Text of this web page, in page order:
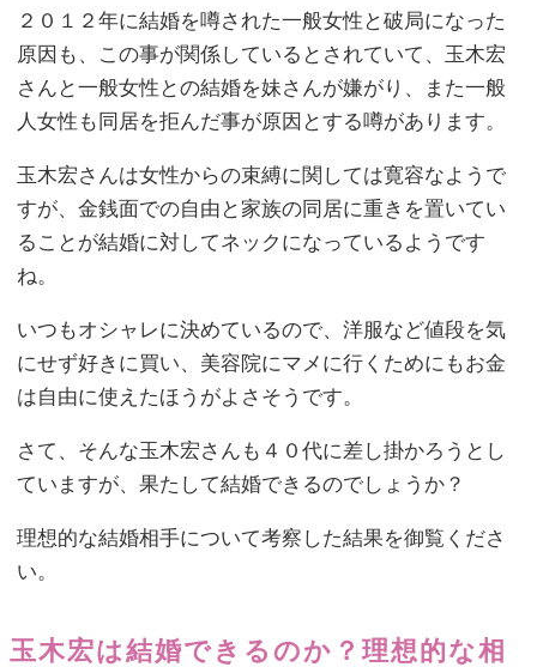
２０１２年に結婚を噂された一般女性と破局になった
原因も、この事が関係しているとされていて、玉木宏
さんと一般女性との結婚を妹さんが嫌がり、また一般
人女性も同居を拒んだ事が原因とする噂があります。
玉木宏さんは女性からの束縛に関しては寛容なようで
すが、金銭面での自由と家族の同居に重きを置いてい
ることが結婚に対してネックになっているようです
ね。
いつもオシャレに決めているので、洋服など値段を気
にせず好きに買い、美容院にマメに行くためにもお金
は自由に使えたほうがよさそうです。
さて、そんな玉木宏さんも４０代に差し掛かろうとし
ていますが、果たして結婚できるのでしょうか？
理想的な結婚相手について考察した結果を御覧くださ
い。
玉木宏は結婚できるのか？理想的な相